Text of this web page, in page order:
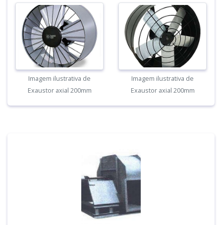
Imagem ilustrativa de
Exaustor axial 200mm
Imagem ilustrativa de
Exaustor axial 200mm